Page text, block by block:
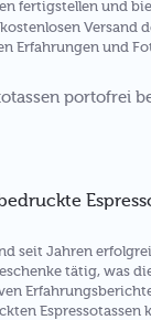
fertigstellen und
Versand
Erfahrungen und
seit Jahren
tätig, was
Espressotassen